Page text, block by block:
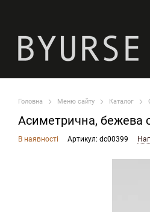
Головна Меню сайту Каталог
Асиметрична, бежева
В наявності Артикул: dc00399